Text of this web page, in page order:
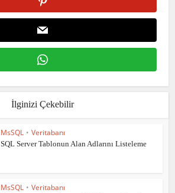
İlginizi Çekebilir
MsSQL • Veritabanı
SQL Server Tablonun Alan Adlarını Listeleme
MsSQL • Veritabanı